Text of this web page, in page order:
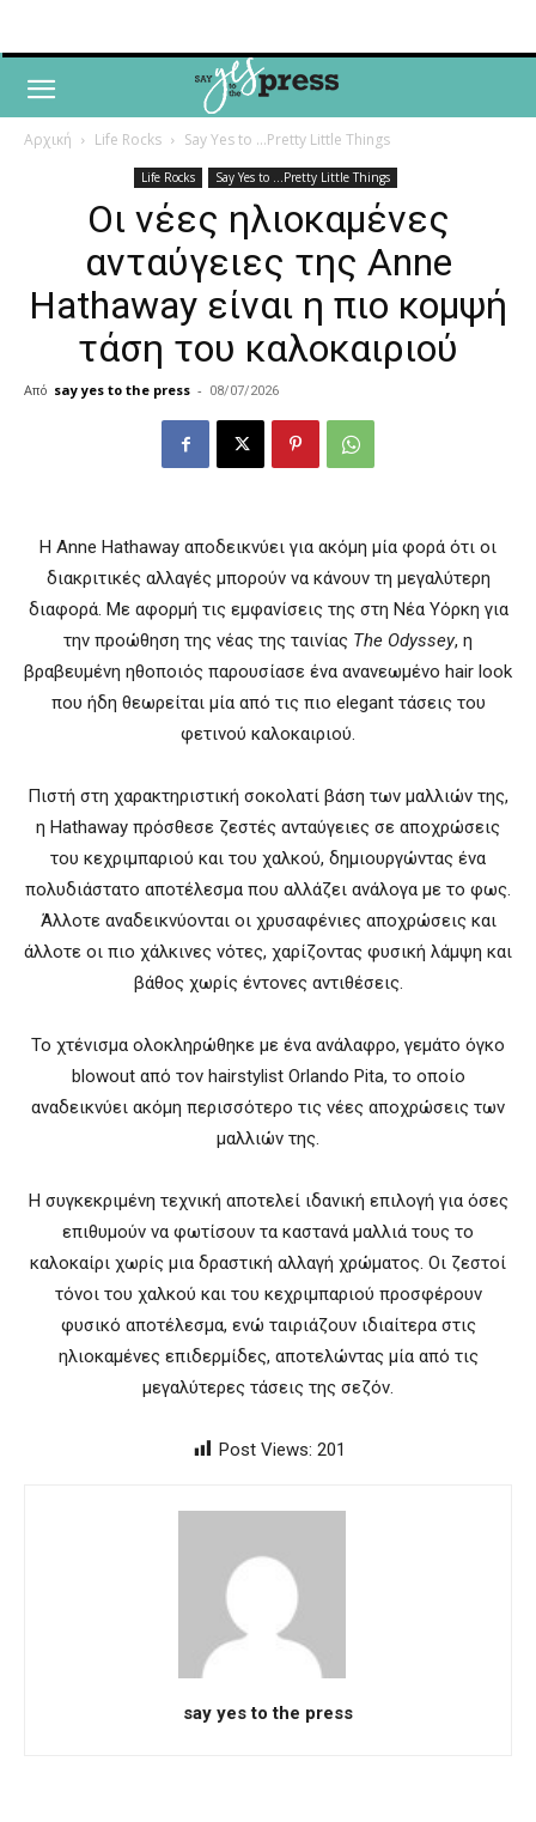
Αρχική Life Rocks Say Yes to ...Pretty Little Things
Life Rocks Say Yes to ...Pretty Little Things
Οι νέες ηλιοκαμένες
ανταύγειες της Anne
Hathaway είναι η πιο κομψή
τάση του καλοκαιριού
Από say yes to the press - 08/07/2026
Η Anne Hathaway αποδεικνύει για ακόμη μία φορά ότι οι
διακριτικές αλλαγές μπορούν να κάνουν τη μεγαλύτερη
διαφορά. Με αφορμή τις εμφανίσεις της στη Νέα Υόρκη για
την προώθηση της νέας της ταινίας The Odyssey, η
βραβευμένη ηθοποιός παρουσίασε ένα ανανεωμένο hair look
που ήδη θεωρείται μία από τις πιο elegant τάσεις του
φετινού καλοκαιριού.
Πιστή στη χαρακτηριστική σοκολατί βάση των μαλλιών της,
η Hathaway πρόσθεσε ζεστές ανταύγειες σε αποχρώσεις
του κεχριμπαριού και του χαλκού, δημιουργώντας ένα
πολυδιάστατο αποτέλεσμα που αλλάζει ανάλογα με το φως.
Άλλοτε αναδεικνύονται οι χρυσαφένιες αποχρώσεις και
άλλοτε οι πιο χάλκινες νότες, χαρίζοντας φυσική λάμψη και
βάθος χωρίς έντονες αντιθέσεις.
Το χτένισμα ολοκληρώθηκε με ένα ανάλαφρο, γεμάτο όγκο
blowout από τον hairstylist Orlando Pita, το οποίο
αναδεικνύει ακόμη περισσότερο τις νέες αποχρώσεις των
μαλλιών της.
Η συγκεκριμένη τεχνική αποτελεί ιδανική επιλογή για όσες
επιθυμούν να φωτίσουν τα καστανά μαλλιά τους το
καλοκαίρι χωρίς μια δραστική αλλαγή χρώματος. Οι ζεστοί
τόνοι του χαλκού και του κεχριμπαριού προσφέρουν
φυσικό αποτέλεσμα, ενώ ταιριάζουν ιδιαίτερα στις
ηλιοκαμένες επιδερμίδες, αποτελώντας μία από τις
μεγαλύτερες τάσεις της σεζόν.
Post Views: 201
say yes to the press